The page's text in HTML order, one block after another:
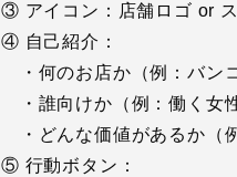
③ アイコン：店舗ロゴ or
④ 自己紹介：
・何のお店か（例：バン
・誰向けか（例：働く女
・どんな価値があるか（
⑤ 行動ボタン：